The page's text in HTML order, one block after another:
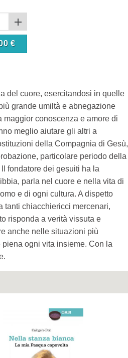
€
del cuore, esercitandosi in quelle
grande umiltà e abnegazione
conoscenza e amore di
meglio aiutare gli altri a
della Compagnia di Gesù,
particolare periodo della
fondatore dei gesuiti ha la
parla nel cuore e nella vita di
e di ogni cultura. A dispetto
tanti chiacchiericci mercenari,
risponda a verità vissuta e
anche nelle situazioni più
ogni vita insieme. Con la